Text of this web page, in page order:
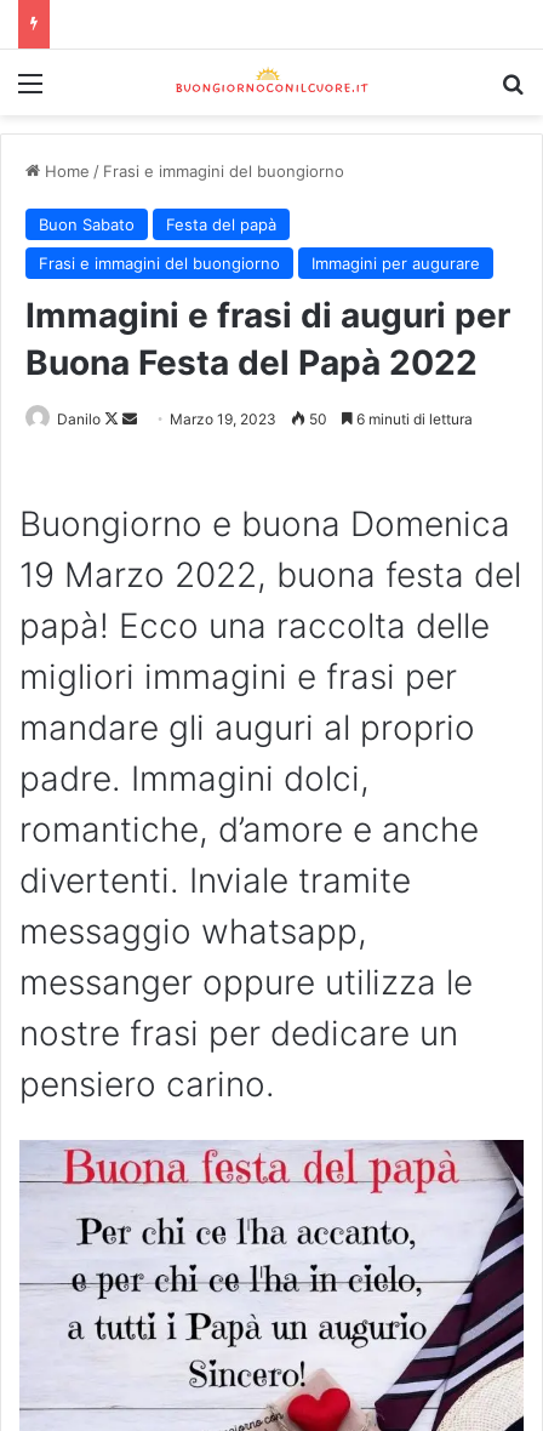
Home / Frasi e immagini del buongiorno
Buon Sabato
Festa del papà
Frasi e immagini del buongiorno
Immagini per augurare
Immagini e frasi di auguri per
Buona Festa del Papà 2022
Danilo Marzo 19, 2023 50 6 minuti di lettura
Buongiorno e buona Domenica
19 Marzo 2022, buona festa del
papà! Ecco una raccolta delle
migliori immagini e frasi per
mandare gli auguri al proprio
padre. Immagini dolci,
romantiche, d’amore e anche
divertenti. Inviale tramite
messaggio whatsapp,
messanger oppure utilizza le
nostre frasi per dedicare un
pensiero carino.